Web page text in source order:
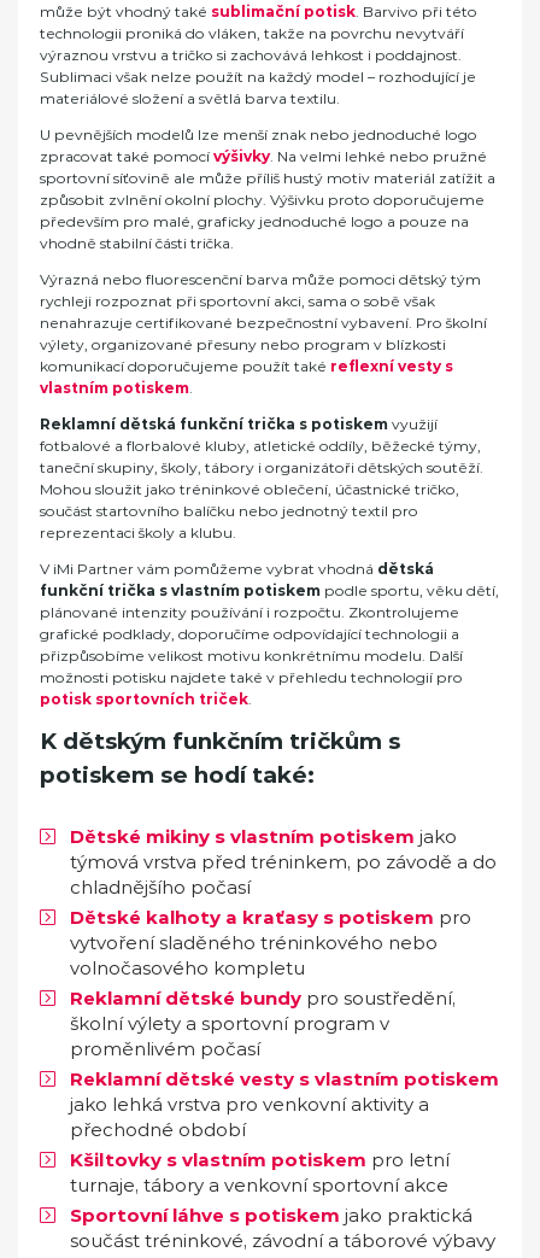
může být vhodný také sublimační potisk . Barvivo při této
technologii proniká do vláken, takže na povrchu nevytváří
výraznou vrstvu a tričko si zachovává lehkost i poddajnost.
Sublimaci však nelze použít na každý model – rozhodující je
materiálové složení a světlá barva textilu.
U pevnějších modelů lze menší znak nebo jednoduché logo
zpracovat také pomocí výšivky . Na velmi lehké nebo pružné
sportovní síťovině ale může příliš hustý motiv materiál zatížit a
způsobit zvlnění okolní plochy. Výšivku proto doporučujeme
především pro malé, graficky jednoduché logo a pouze na
vhodně stabilní části trička.
Výrazná nebo fluorescenční barva může pomoci dětský tým
rychleji rozpoznat při sportovní akci, sama o sobě však
nenahrazuje certifikované bezpečnostní vybavení. Pro školní
výlety, organizované přesuny nebo program v blízkosti
komunikací doporučujeme použít také reflexní vesty s
vlastním potiskem
Reklamní dětská funkční trička s potiskem využijí
fotbalové a florbalové kluby, atletické oddíly, běžecké týmy,
taneční skupiny, školy, tábory i organizátoři dětských soutěží.
Mohou sloužit jako tréninkové oblečení, účastnické tričko,
součást startovního balíčku nebo jednotný textil pro
reprezentaci školy a klubu.
V iMi Partner vám pomůžeme vybrat vhodná dětská
funkční trička s vlastním potiskem podle sportu, věku dětí,
plánované intenzity používání i rozpočtu. Zkontrolujeme
grafické podklady, doporučíme odpovídající technologii a
přizpůsobíme velikost motivu konkrétnímu modelu. Další
možnosti potisku najdete také v přehledu technologií pro
potisk sportovních triček
K dětským funkčním tričkům s
potiskem se hodí také:
Dětské mikiny s vlastním potiskem jako
týmová vrstva před tréninkem, po závodě a do
chladnějšího počasí
Dětské kalhoty a kraťasy s potiskem pro
vytvoření sladěného tréninkového nebo
volnočasového kompletu
Reklamní dětské bundy pro soustředění,
školní výlety a sportovní program v
proměnlivém počasí
Reklamní dětské vesty s vlastním potiskem
jako lehká vrstva pro venkovní aktivity a
přechodné období
Kšiltovky s vlastním potiskem pro letní
turnaje, tábory a venkovní sportovní akce
Sportovní láhve s potiskem jako praktická
součást tréninkové, závodní a táborové výbavy